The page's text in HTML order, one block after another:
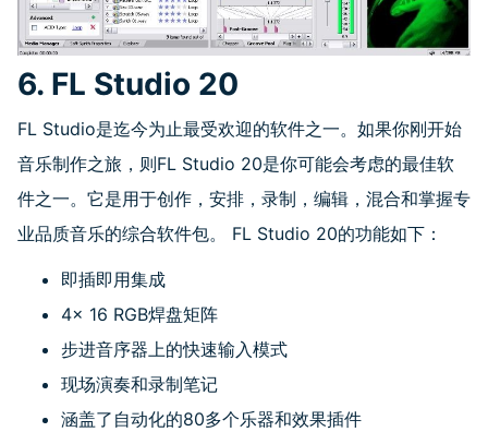
6. FL Studio 20
FL Studio是迄今为止最受欢迎的软件之一。如果你刚开始
音乐制作之旅，则FL Studio 20是你可能会考虑的最佳软
件之一。它是用于创作，安排，录制，编辑，混合和掌握专
业品质音乐的综合软件包。
FL Studio 20的功能如下：
即插即用集成
4x 16 RGB焊盘矩阵
步进音序器上的快速输入模式
现场演奏和录制笔记
涵盖了自动化的80多个乐器和效果插件